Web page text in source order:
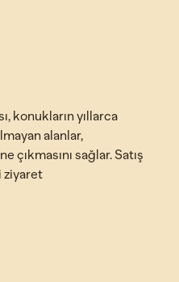
konukların yıllarca
alanlar,
çıkmasını sağlar. Satış
ziyaret